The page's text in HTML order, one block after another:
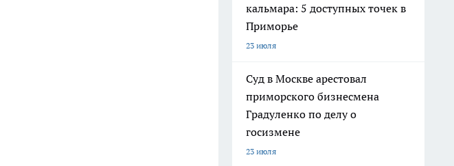
кальмара: 5 доступных точек в
Приморье
23 июля
Суд в Москве арестовал
приморского бизнесмена
Градуленко по делу о
госизмене
23 июля